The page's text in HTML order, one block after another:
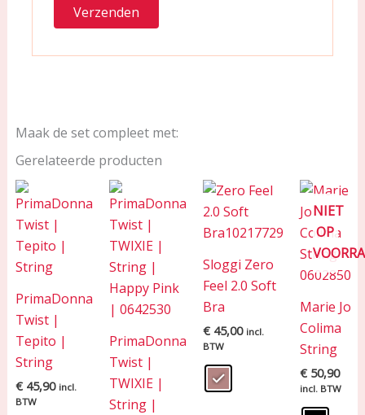
Maak de set compleet met:
Gerelateerde producten
PrimaDonna
Twist |
Tepito |
String
€45,90 incl.
BTW
PrimaDonna
Twist |
TWIXIE |
String |
Sloggi Zero
Feel 2.0 Soft
Bra
€45,00 incl.
BTW
NIET
OP
Marie Jo
Colima
String
€50,90
incl. BTW